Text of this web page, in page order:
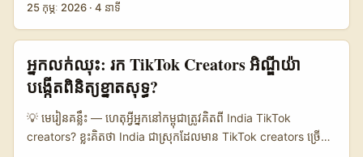
មួយ។ បើសង្កេត trend ពី public opinion ក្នុង social space ឥឡូវ
នេះ គេមិនចង់បាន ad ដែលស្អាតប៉ុន្តែគ្មានអារម្មណ៍ទេ។ គេចង់បាន
ជាអក្សរ UGC: content ដែលមើលទៅធម្មជាតិ មិនសឹងតែជាការផលិត
ស្ទូឌីយោធំពេក។ សម្រាប់ creator នៅកម្ពុជា ឱកាសគឺស្ថិតនៅត្រង់នេះឯង។
ឈ្នះចិត្ត Gen Z និង millennials ជាខ្លាំង។ អ្នកស្នើសុំចង់ជ្រើស Discord
និងអ៊ឺរ៉ុបខាងត្បូង​កំពុងពង្រីក — ក្រុម Creators HQ និង 500 Global
បានបង្ហាញថា program បណ្តុះបណ្តាល creator-led startups ស្មើ
តម្លៃជាង US$130M និង cohort មានសហគមន៍ followers 20M+
(Business Wire / Creators HQ)។ ប្រសិនបើគោលបំណង​របស់អ្នកគឺ
បង្កើត creator-led fitness challenges ដែលទាក់ទាញ និងបង្កើន
conversion នៅកម្ពុជា — រឿងនេះទាមទារការយល់ដឹងពីទីផ្សារ,
25 កុម្ភៈ 2026 · 4 នាទី
អ្នកលក់ឈុះ: រក TikTok Creators អិណ្ឌីយ៉ា
បង្កើតពិនិត្យខ្នាតសុទ្ធ?
💡 មេរៀនគន្លឹះ — ហេតុអ្វីអ្នកនៅកម្ពុជា​ត្រូវគិតពី India TikTok
creators? ខ្លះគិតថា India ជាស្រុកដែលមាន TikTok creators ច្រើន,